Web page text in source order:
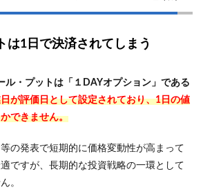
は1日で決済されてしまう
ル・プットは「１DAYオプション」である
が評価日として設定されており、1日の値
できません。
の発表で短期的に価格変動性が高まって
ですが、長期的な投資戦略の一環として
。